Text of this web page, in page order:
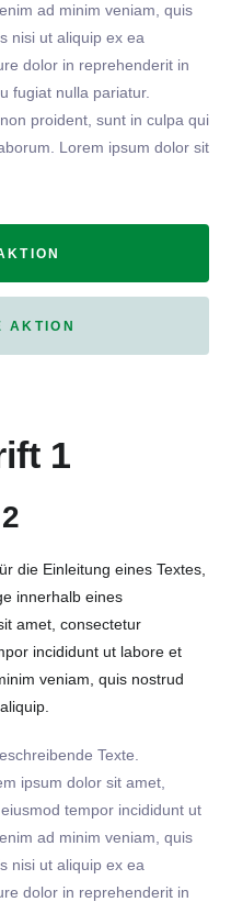
ad minim veniam, quis
nisi ut aliquip ex ea
dolor in reprehenderit in
fugiat nulla pariatur.
proident, sunt in culpa qui
Lorem ipsum dolor sit
AKTION
1
die Einleitung eines Textes,
innerhalb eines
amet, consectetur
incididunt ut labore et
veniam, quis nostrud
Texte.
ipsum dolor sit amet,
tempor incididunt ut
ad minim veniam, quis
nisi ut aliquip ex ea
dolor in reprehenderit in